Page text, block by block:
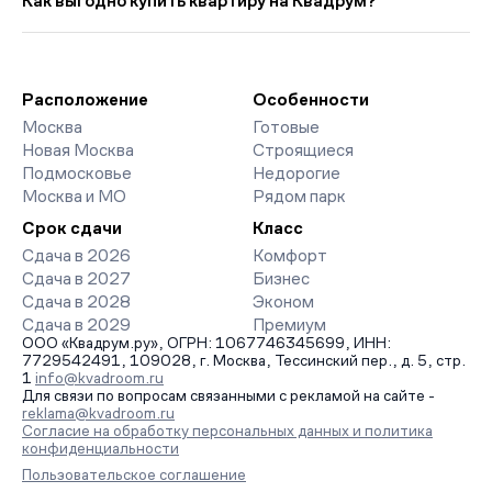
премиум-класса. На страницах ЖК доступны отзывы жильцов
о качестве строительства, интерактивный генплан корпусов,
организует просмотр и поможет одобрить ипотеку по
минимальной ставке. Чтобы зафиксировать цену, оставьте
заявку на обратный звонок.
Расположение
Москва
Новая Москва
Подмосковье
Москва и МО
Особенности
Готовые
Строящиеся
Недорогие
Рядом парк
Срок сдачи
Сдача в 2026
Сдача в 2027
Сдача в 2028
Сдача в 2029
Класс
Комфорт
Бизнес
Эконом
Премиум
ООО «Квадрум.ру», ОГРН: 1067746345699, ИНН:
7729542491, 109028, г. Москва, Тессинский пер., д. 5, стр.
1 info@kvadroom.ru
Для связи по вопросам связанными с рекламой на сайте -
reklama@kvadroom.ru
Согласие на обработку персональных данных и политика
конфиденциальности
Пользовательское соглашение